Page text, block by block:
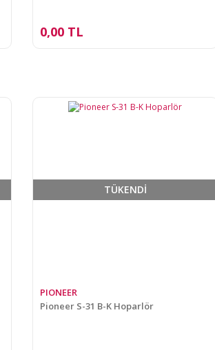
0,00 TL
TÜKENDİ
PIONEER
Pioneer S-31 B-K Hoparlör